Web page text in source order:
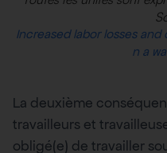
Increased labor losses
n a
La deuxième
travailleurs et
obligé(e) de travailler